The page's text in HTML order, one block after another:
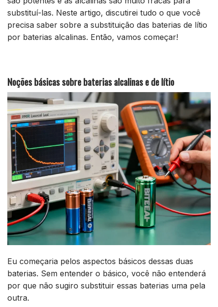
substituí-las. Neste artigo, discutirei tudo o que você
precisa saber sobre a substituição das baterias de lítio
por baterias alcalinas. Então, vamos começar!
Noções básicas sobre baterias alcalinas e de lítio
Eu começaria pelos aspectos básicos dessas duas
baterias. Sem entender o básico, você não entenderá
por que não sugiro substituir essas baterias uma pela
outra.